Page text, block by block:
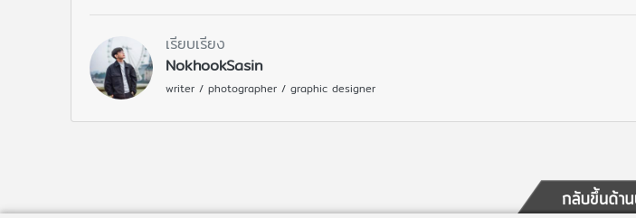
เรียบเรียง
NokhookSasin
writer / photographer / graphic designer